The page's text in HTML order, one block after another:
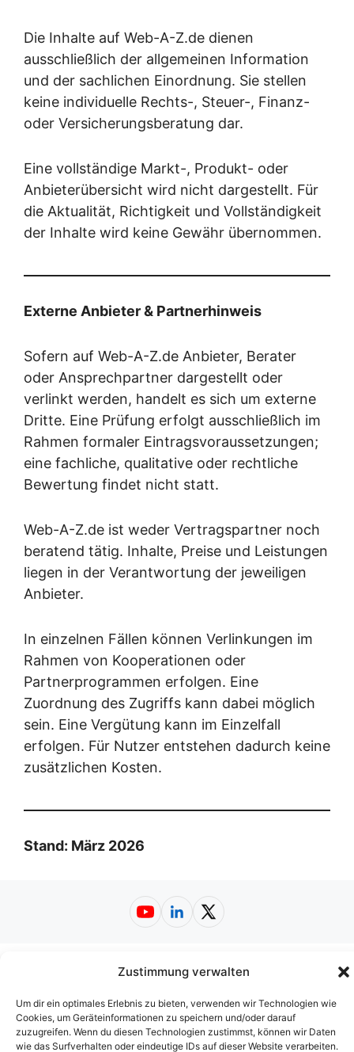
Zustimmung verwalten
Um dir ein optimales Erlebnis zu bieten, verwenden wir Technologien wie
Cookies, um Geräteinformationen zu speichern und/oder darauf
zuzugreifen. Wenn du diesen Technologien zustimmst, können wir Daten
wie das Surfverhalten oder eindeutige IDs auf dieser Website verarbeiten.
Die Inhalte auf Web-A-Z.de dienen
ausschließlich der allgemeinen Information
und der sachlichen Einordnung. Sie stellen
keine individuelle Rechts-, Steuer-, Finanz-
oder Versicherungsberatung dar.
Eine vollständige Markt-, Produkt- oder
Anbieterübersicht wird nicht dargestellt. Für
die Aktualität, Richtigkeit und Vollständigkeit
der Inhalte wird keine Gewähr übernommen.
Externe Anbieter & Partnerhinweis
Sofern auf Web-A-Z.de Anbieter, Berater
oder Ansprechpartner dargestellt oder
verlinkt werden, handelt es sich um externe
Dritte. Eine Prüfung erfolgt ausschließlich im
Rahmen formaler Eintragsvoraussetzungen;
eine fachliche, qualitative oder rechtliche
Bewertung findet nicht statt.
Web-A-Z.de ist weder Vertragspartner noch
beratend tätig. Inhalte, Preise und Leistungen
liegen in der Verantwortung der jeweiligen
Anbieter.
In einzelnen Fällen können Verlinkungen im
Rahmen von Kooperationen oder
Partnerprogrammen erfolgen. Eine
Zuordnung des Zugriffs kann dabei möglich
sein. Eine Vergütung kann im Einzelfall
erfolgen. Für Nutzer entstehen dadurch keine
zusätzlichen Kosten.
Stand: März 2026
YouTube
LinkedIn
X
Impressum|Datenschutzerklärung
Web-A-Z.de